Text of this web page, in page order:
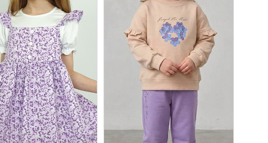
майки
юбки
Шорты, юбки